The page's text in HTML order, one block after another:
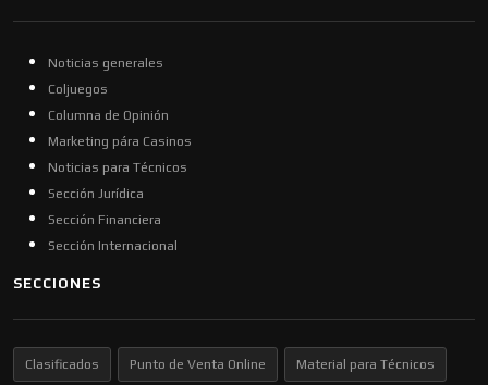
Noticias generales
Coljuegos
Columna de Opinión
Marketing pára Casinos
Noticias para Técnicos
Sección Jurídica
Sección Financiera
Sección Internacional
SECCIONES
Clasificados Punto de Venta Online Material para Técnicos